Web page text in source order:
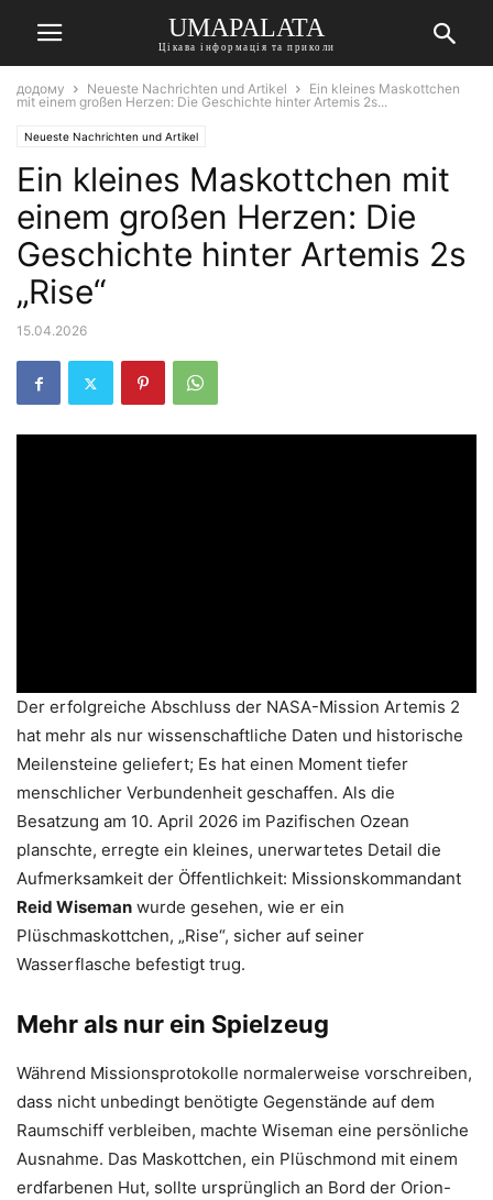
UMAPALATA
Цікава інформація та приколи
додому Neueste Nachrichten und Artikel
Ein kleines Maskottchen
mit einem großen Herzen: Die Geschichte hinter Artemis 2s...
Neueste Nachrichten und Artikel
Ein kleines Maskottchen mit
einem großen Herzen: Die
Geschichte hinter Artemis 2s
„Rise“
15.04.2026
Der erfolgreiche Abschluss der NASA-Mission Artemis 2
hat mehr als nur wissenschaftliche Daten und historische
Meilensteine geliefert; Es hat einen Moment tiefer
menschlicher Verbundenheit geschaffen. Als die
Besatzung am 10. April 2026 im Pazifischen Ozean
planschte, erregte ein kleines, unerwartetes Detail die
Aufmerksamkeit der Öffentlichkeit: Missionskommandant
Reid Wiseman wurde gesehen, wie er ein
Plüschmaskottchen, „Rise“, sicher auf seiner
Wasserflasche befestigt trug.
Mehr als nur ein Spielzeug
Während Missionsprotokolle normalerweise vorschreiben,
dass nicht unbedingt benötigte Gegenstände auf dem
Raumschiff verbleiben, machte Wiseman eine persönliche
Ausnahme. Das Maskottchen, ein Plüschmond mit einem
erdfarbenen Hut, sollte ursprünglich an Bord der Orion-